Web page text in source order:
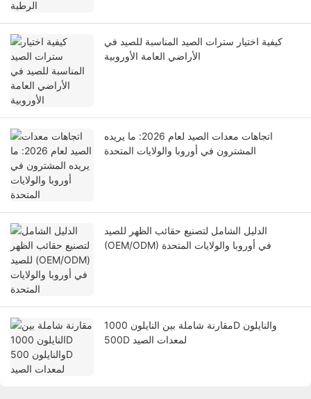
كيفية اختيار سترات الصيد المناسبة للصيد في
الأراضي العامة الأوروبية
اتجاهات معدات الصيد لعام 2026: ما يريده
المشترون في أوروبا والولايات المتحدة
الدليل الشامل لتصنيع حقائب الظهر للصيد
(OEM/ODM) في أوروبا والولايات المتحدة
مقارنة شاملة بين النايلون 1000D والنايلون
500D لمعدات الصيد